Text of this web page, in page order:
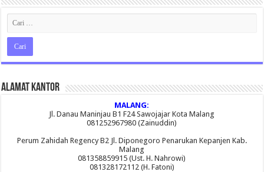
Alamat Kantor
MALANG:
Jl. Danau Maninjau B1 F24 Sawojajar Kota Malang
081252967980 (Zainuddin)
Perum Zahidah Regency B2 Jl. Diponegoro Penarukan Kepanjen Kab.
Malang
081358859915 (Ust. H. Nahrowi)
081328172112 (H. Fatoni)